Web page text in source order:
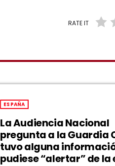
RATE IT
ESPAÑA
La Audiencia Nacional
pregunta a la Guardia
tuvo alguna
pudiese “alertar” de